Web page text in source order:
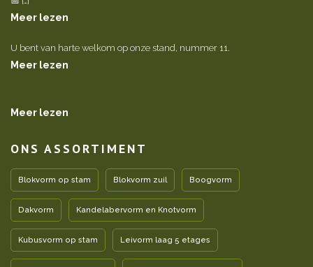
Meer lezen
U bent van harte welkom op onze stand, nummer 11.
Meer lezen
Meer lezen
ONS ASSORTIMENT
Blokvorm op stam Blokvorm zuil Boogvorm
Dakvorm Kandelabervorm en Knotvorm
Kubusvorm op stam Leivorm laag 5 etages